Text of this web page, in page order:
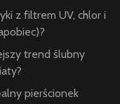
z filtrem UV, chlor i
trend ślubny
pierścionek